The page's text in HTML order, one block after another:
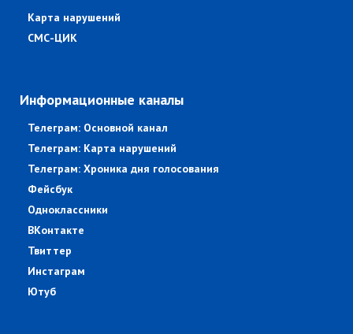
Карта нарушений
СМС-ЦИК
Информационные каналы
Телеграм: Основной канал
Телеграм: Карта нарушений
Телеграм: Хроника дня голосования
Фейсбук
Одноклассники
ВКонтакте
Твиттер
Инстаграм
Ютуб